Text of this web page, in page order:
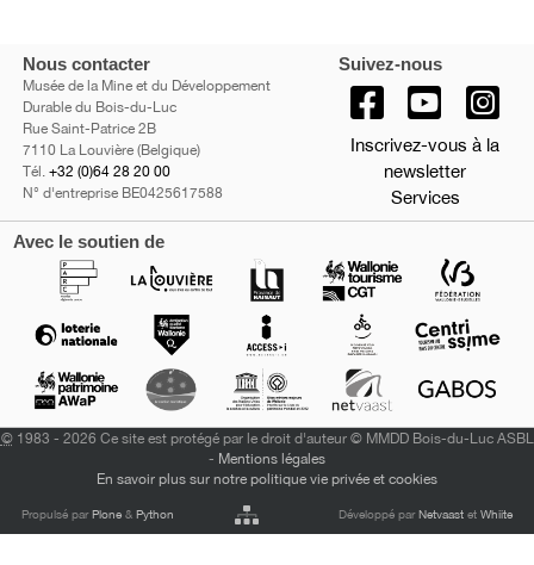
Nous contacter
Musée de la Mine et du Développement
Durable du Bois-du-Luc
Rue Saint-Patrice 2B
7110 La Louvière (Belgique)
Tél. +32 (0)64 28 20 00
N° d'entreprise BE0425617588
Suivez-nous
Inscrivez-vous à la
newsletter
Services
Avec le soutien de
©1983 - 2026 Ce site est protégé par le droit d'auteur © MMDD Bois-du-Luc ASBL
- Mentions légales
En savoir plus sur notre politique vie privée et cookies
Propulsé parPlone &Python Développé parNetvaastet Whiite